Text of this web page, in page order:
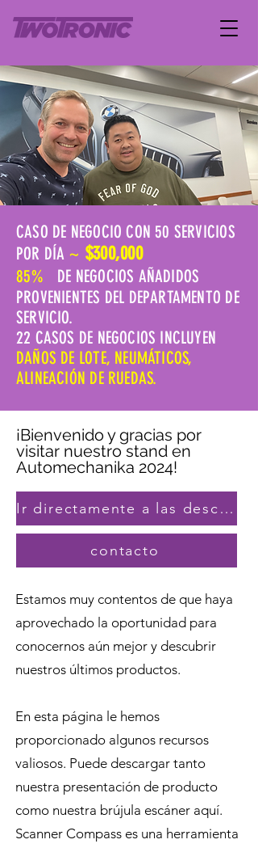
CASO DE NEGOCIO CON 50 SERVICIOS
POR DÍA ~ $300,000
85%
DE NEGOCIOS AÑADIDOS
PROVENIENTES DEL DEPARTAMENTO DE
SERVICIO.
22 CASOS DE NEGOCIOS INCLUYEN
DAÑOS DE LOTE, NEUMÁTICOS,
ALINEACIÓN DE RUEDAS.
¡Bienvenido y gracias por
visitar nuestro stand en
Automechanika 2024!
Ir directamente a las descargas
contacto
Estamos muy contentos de que haya
aprovechado la oportunidad para
conocernos aún mejor y descubrir
nuestros últimos productos.
En esta página le hemos
proporcionado algunos recursos
valiosos. Puede descargar tanto
nuestra presentación de producto
como nuestra brújula escáner aquí.
Scanner Compass es una herramienta